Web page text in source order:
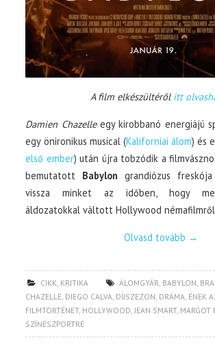
A film elkészültéről itt
Damien Chazelleegy kirobbanó energiájú
egy önironikus musical (Kaliforniai álom) és
első ember) után újra tobzódik a
bemutatott Babylon grandiózus
vissza minket az időben, hogy
áldozatokkal váltott Hollywood
Olvasd tovább →
CIKK KRITIKA ÁLOMGYÁR BABYLON
CHAZELLE DIEGO CALVA DÍJSZEZON DRÁMA ÉNEK
FILMTÖRTÉNET, HOLLYWOOD JEAN SMART, MARGOT
SZÍNÉSZPORTRÉ